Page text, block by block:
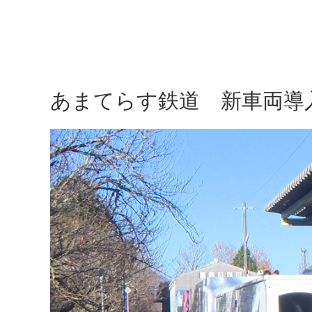
あまてらす鉄道 新車両導